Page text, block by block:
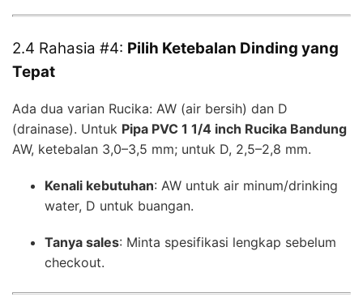
2.4 Rahasia #4: Pilih Ketebalan Dinding yang
Tepat
Ada dua varian Rucika: AW (air bersih) dan D
(drainase). Untuk Pipa PVC 1 1/4 inch Rucika Bandung
AW, ketebalan 3,0–3,5 mm; untuk D, 2,5–2,8 mm.
Kenali kebutuhan: AW untuk air minum/drinking
water, D untuk buangan.
Tanya sales: Minta spesifikasi lengkap sebelum
checkout.